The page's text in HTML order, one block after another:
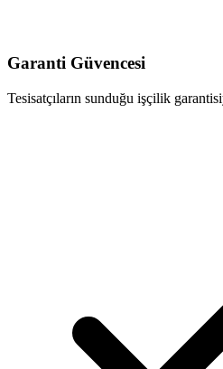
Garanti Güvencesi
Tesisatçıların sunduğu işçilik